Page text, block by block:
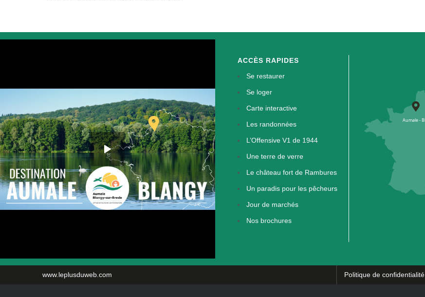
ACCÈS RAPIDES
Se restaurer
Se loger
Carte interactive
Les randonnées
L’Offensive V1 de 1944
Une terre de verre
Le château fort de Rambures
Un paradis pour les pêcheurs
Jour de marchés
Nos brochures
www.leplusduweb.com Politique de confidentialité